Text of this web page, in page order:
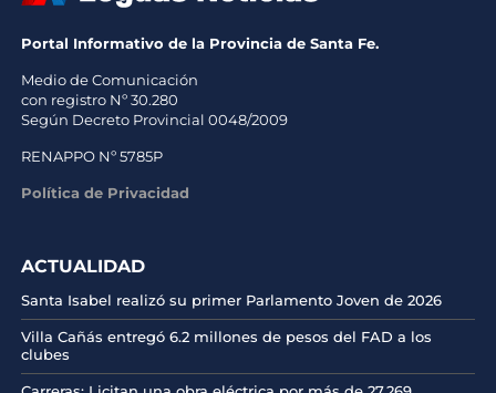
Portal Informativo de la Provincia de Santa Fe.
Medio de Comunicación
con registro Nº 30.280
Según Decreto Provincial 0048/2009
RENAPPO Nº 5785P
Política de Privacidad
ACTUALIDAD
Santa Isabel realizó su primer Parlamento Joven de 2026
Villa Cañás entregó 6.2 millones de pesos del FAD a los
clubes